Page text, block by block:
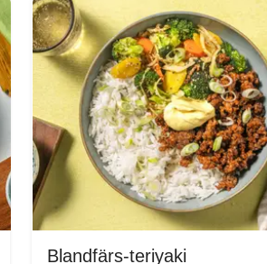
Blandfärs-teriyaki